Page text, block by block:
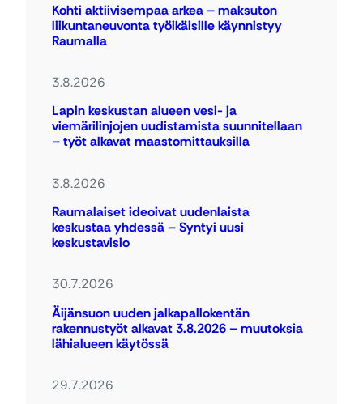
Kohti aktiivisempaa arkea – maksuton
liikuntaneuvonta työikäisille käynnistyy
Raumalla
3.8.2026
Lapin keskustan alueen vesi- ja
viemärilinjojen uudistamista suunnitellaan
– työt alkavat maastomittauksilla
3.8.2026
Raumalaiset ideoivat uudenlaista
keskustaa yhdessä – Syntyi uusi
keskustavisio
30.7.2026
Äijänsuon uuden jalkapallokentän
rakennustyöt alkavat 3.8.2026 – muutoksia
lähialueen käytössä
29.7.2026